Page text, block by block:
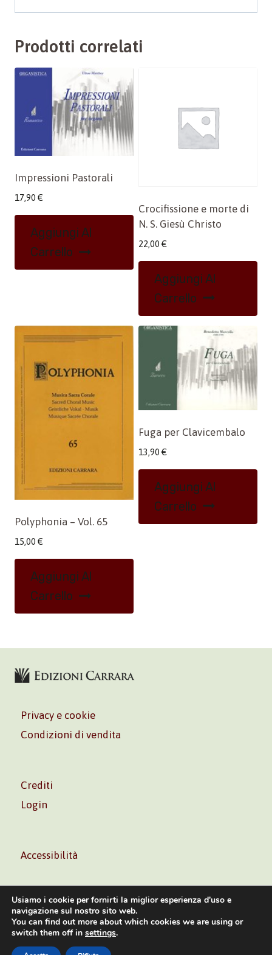
Prodotti correlati
Impressioni Pastorali
17,90 €
Aggiungi Al
Carrello
Crocifissione e morte di
N. S. Giesù Christo
22,00 €
Aggiungi Al
Carrello
Polyphonia – Vol. 65
15,00 €
Aggiungi Al
Carrello
Fuga per Clavicembalo
13,90 €
Aggiungi Al
Carrello
Privacy e cookie
Condizioni di vendita
Crediti
Login
Accessibilità
Volontè & Co. Srl – P.I. 06181480960 –info@volonte-
Usiamo i cookie per fornirti la miglior esperienza d'uso e
navigazione sul nostro sito web.
You can find out more about which cookies we are using or
switch them off in settings.